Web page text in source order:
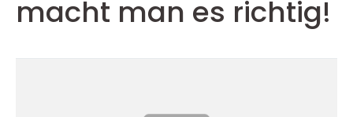
macht man es richtig!